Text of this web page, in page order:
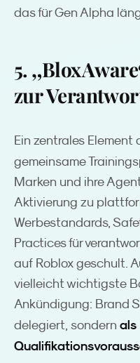
das für Gen Alpha
5.„Blox Aware
zur
Ein zentrales
gemeinsame
Marken und ihre
Aktivierung zu
Werbestandards,
Practices für
auf Roblox geschult.
vielleicht wichtigste
Ankündigung: Brand
delegiert, sondern als